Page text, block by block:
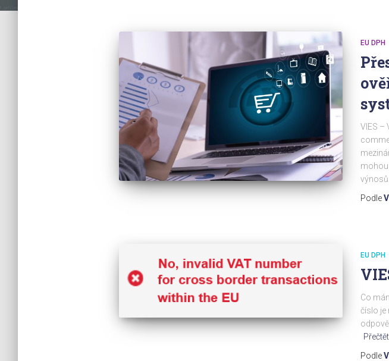
EU DPH
VIES –
výnosů
Podle
EU DPH
Co
číslo je
Podle